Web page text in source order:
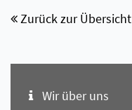
Zurück zur Übersicht
Wir über uns